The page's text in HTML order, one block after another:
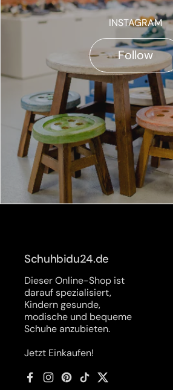
INSTAGRAM
Follow
Schuhbidu24.de
Dieser Online-Shop ist
darauf spezialisiert,
Kindern gesunde,
modische und bequeme
Schuhe anzubieten.
Jetzt Einkaufen!
Facebook
InstagramPinterest
TikTokTwitter